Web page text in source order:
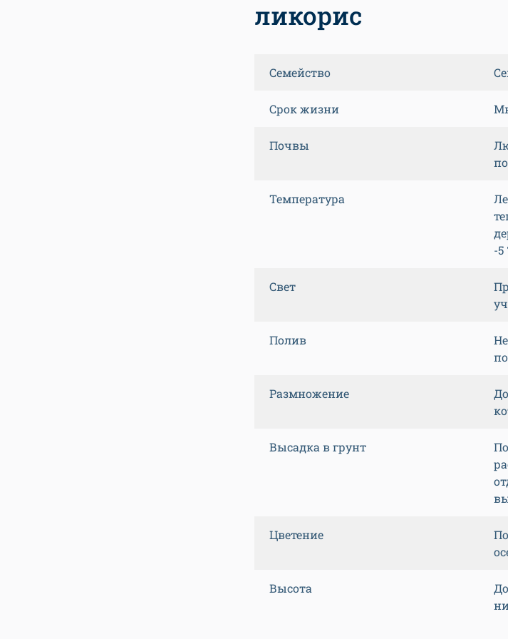
ликорис
Семейство
Срок жизни
Почвы
Температура
-5
Свет
Полив
Размножение
Высадка в грунт
Цветение
Высота